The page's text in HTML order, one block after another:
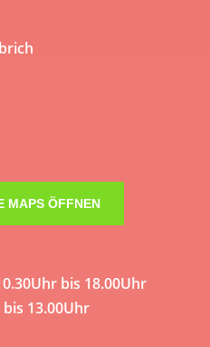
MAPS ÖFFNEN
bis 18.00Uhr
13.00Uhr